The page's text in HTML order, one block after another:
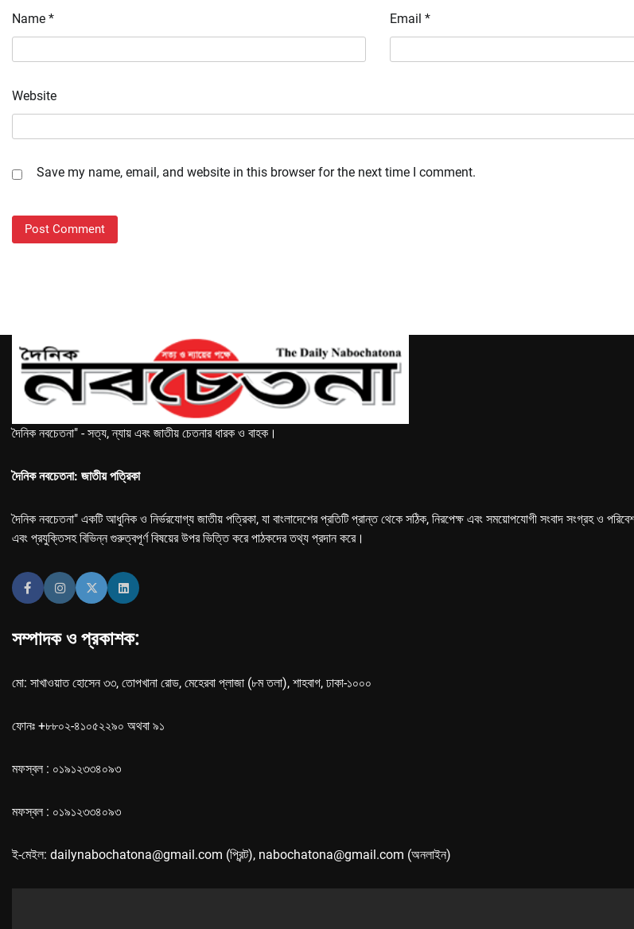
Name * Email *
Website
Save my name, email, and website in this browser for the next time I comment.
দৈনিক নবচেতনা" - সত্য, ন্যায় এবং জাতীয় চেতনার ধারক ও বাহক।
দৈনিক নবচেতনা: জাতীয় পত্রিকা
দৈনিক নবচেতনা" একটি আধুনিক ও নির্ভরযোগ্য জাতীয় পত্রিকা, যা বাংলাদেশের প্রতিটি প্রান্ত থেকে সঠিক, নিরপেক্ষ এবং সময়োপযোগী সংবাদ সংগ্রহ ও
এবং প্রযুক্তিসহ বিভিন্ন গুরুত্বপূর্ণ বিষয়ের উপর ভিত্তি করে পাঠকদের তথ্য প্রদান করে।
সম্পাদক ও প্রকাশক:
মো: সাখাওয়াত হোসেন ৩৩, তোপখানা রোড, মেহেরবা প্লাজা (৮ম তলা), শাহবাগ, ঢাকা-১০০০
ফোনঃ +৮৮০২-৪১০৫২২৯০ অথবা ৯১
মফস্বল : ০১৯১২৩৩৪০৯৩
মফস্বল : ০১৯১২৩৩৪০৯৩
ই-মেইল: dailynabochatona@gmail.com (প্রিন্ট), nabochatona@gmail.com (অনলাইন)